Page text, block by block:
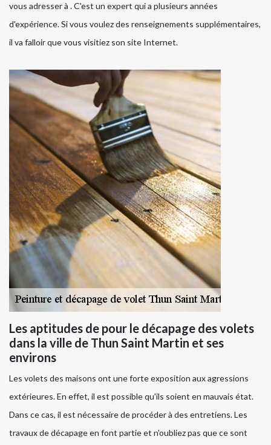
vous adresser à . C'est un expert qui a plusieurs années
d'expérience. Si vous voulez des renseignements supplémentaires,
il va falloir que vous visitiez son site Internet.
Les aptitudes de pour le décapage des volets
dans la ville de Thun Saint Martin et ses
environs
Les volets des maisons ont une forte exposition aux agressions
extérieures. En effet, il est possible qu'ils soient en mauvais état.
Dans ce cas, il est nécessaire de procéder à des entretiens. Les
travaux de décapage en font partie et n'oubliez pas que ce sont